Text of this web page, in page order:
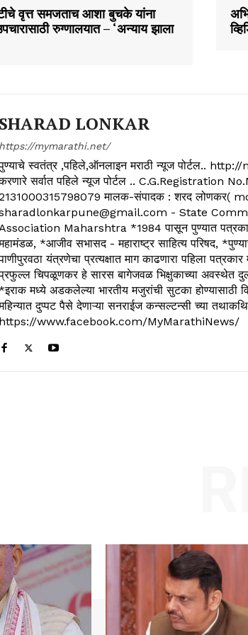
वृत्त समजताच आशा बुचके यांना
रुग्णालयात – ‘अन्याय झाला
SHARAD LONKAR
https://mymarathi.net/
स्वतंत्र ,पहिले,ऑनलाइन मराठी न्यूज पोर्टल..
सर्वात पहिले न्यूज पोर्टल .. C.G.Registration
मालक-संपादक : शरद लोणकर(
- State
Maharshtra *1984 पासून पुण्यात
*आजीव सभासद - महाराष्ट्र साहित्य परिषद,
यंत्रणेचा प्रत्यक्षात माग काढणारा पहिला
चिपळूणकर हे सारस बागेजवळ भिक्षुकाच्या अवस्थेत
मध्ये अडकलेल्या भारतीय मजुरांची सुटका
दुप्पट पैसे देणाऱ्या सनराईज कन्सल्टन्सी च्या
https://www.facebook.com/MyMarathiNews/